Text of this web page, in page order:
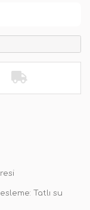
Tatlı su